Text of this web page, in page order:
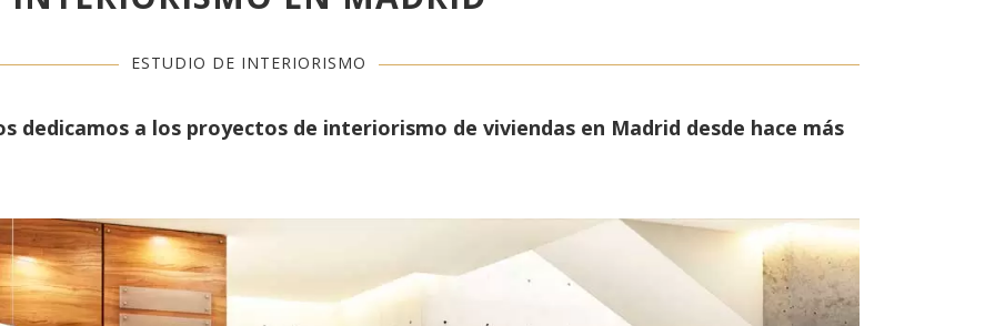
ESTUDIO DE INTERIORISMO
dedicamos a los proyectos de interiorismo de viviendas en Madrid desde hace más